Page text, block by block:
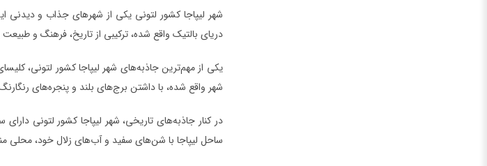
شهر لیپاجا کشور لتونی یکی از شهرهای جذاب و
دریای بالتیک واقع شده، ترکیبی از تاریخ، فرهنگ و
یکی از مهم‌ترین جاذبه‌های شهر لیپاجا کشور لتونی،
شهر واقع شده، با داشتن برج‌های بلند و پنجره‌های
در کنار جاذبه‌های تاریخی، شهر لیپاجا کشور لتونی
ساحل لیپاجا با شن‌های سفید و آب‌های زلال خود، محلی